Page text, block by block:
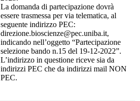
La domanda di partecipazione dovrà
essere trasmessa per via telematica, al
seguente indirizzo PEC:
direzione.bioscienze@pec.uniba.it,
indicando nell’oggetto “Partecipazione
selezione bando n.15 del 19-12-2022”.
L’indirizzo in questione riceve sia da
indirizzi PEC che da indirizzi mail NON
PEC.